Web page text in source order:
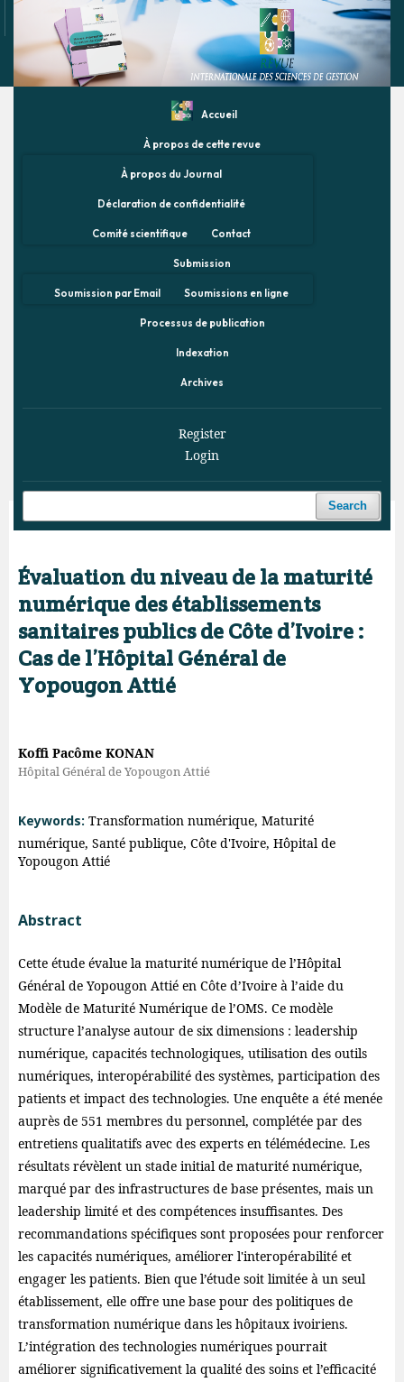
Accueil
À propos de cette revue
À propos du Journal
Déclaration de confidentialité
Comité scientifique Contact
Submission
Soumission par Email Soumissions en ligne
Processus de publication
Indexation
Archives
Register
Login
Search
Home / Archives / Vol. 8 No. 1 (2025) / Articles
Évaluation du niveau de la maturité
numérique des établissements
sanitaires publics de Côte d’Ivoire :
Cas de l’Hôpital Général de
Yopougon Attié
Koffi Pacôme KONAN
Hôpital Général de Yopougon Attié
Keywords: Transformation numérique, Maturité
numérique, Santé publique, Côte d'Ivoire, Hôpital de
Yopougon Attié
Abstract
Cette étude évalue la maturité numérique de l’Hôpital
Général de Yopougon Attié en Côte d’Ivoire à l’aide du
Modèle de Maturité Numérique de l’OMS. Ce modèle
structure l’analyse autour de six dimensions : leadership
numérique, capacités technologiques, utilisation des outils
numériques, interopérabilité des systèmes, participation des
patients et impact des technologies. Une enquête a été menée
auprès de 551 membres du personnel, complétée par des
entretiens qualitatifs avec des experts en télémédecine. Les
résultats révèlent un stade initial de maturité numérique,
marqué par des infrastructures de base présentes, mais un
leadership limité et des compétences insuffisantes. Des
recommandations spécifiques sont proposées pour renforcer
les capacités numériques, améliorer l'interopérabilité et
engager les patients. Bien que l’étude soit limitée à un seul
établissement, elle offre une base pour des politiques de
transformation numérique dans les hôpitaux ivoiriens.
L’intégration des technologies numériques pourrait
améliorer significativement la qualité des soins et l’efficacité